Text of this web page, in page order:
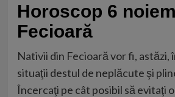
Horoscop 6
Fecioară
Nativii din Fecioară vor fi, astăzi,
situaţii destul de neplăcute şi
Încercaţi pe cât posibil să evitaţi